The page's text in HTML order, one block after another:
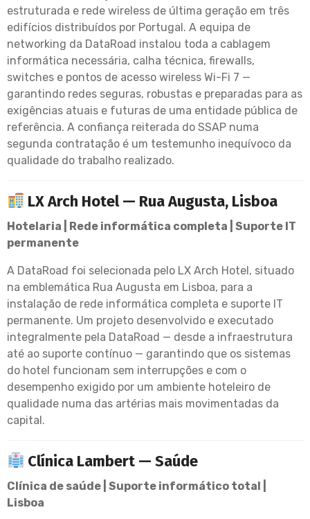
estruturada e rede wireless de última geração em três
edifícios distribuídos por Portugal. A equipa de
networking da DataRoad instalou toda a cablagem
informática necessária, calha técnica, firewalls,
switches e pontos de acesso wireless Wi-Fi 7 —
garantindo redes seguras, robustas e preparadas para as
exigências atuais e futuras de uma entidade pública de
referência. A confiança reiterada do SSAP numa
segunda contratação é um testemunho inequívoco da
qualidade do trabalho realizado.
LX Arch Hotel — Rua Augusta, Lisboa
Hotelaria | Rede informática completa | Suporte IT
permanente
A DataRoad foi selecionada pelo LX Arch Hotel, situado
na emblemática Rua Augusta em Lisboa, para a
instalação de rede informática completa e suporte IT
permanente. Um projeto desenvolvido e executado
integralmente pela DataRoad — desde a infraestrutura
até ao suporte contínuo — garantindo que os sistemas
do hotel funcionam sem interrupções e com o
desempenho exigido por um ambiente hoteleiro de
qualidade numa das artérias mais movimentadas da
capital.
Clínica Lambert — Saúde
Clínica de saúde | Suporte informático total |
Lisboa